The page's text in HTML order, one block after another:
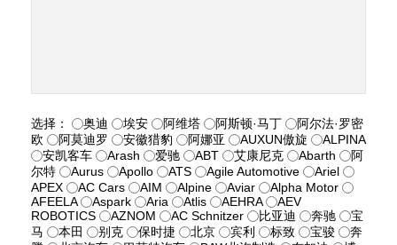
选择： 奥迪 埃安 阿维塔 阿斯顿·马丁
阿尔法·罗密
欧
阿莫迪罗 安徽猎豹 阿娜亚 AUXUN傲旋
ALPINA
安凯客车
Arash 爱驰 ABT 艾康尼克 Abarth
阿
尔特
Aurus Apollo ATS Agile Automotive
Ariel
APEX
AC Cars AIM Alpine Aviar
Alpha Motor
AFEELA
Aspark Aria Atlis AEHRA
AEV
ROBOTICS
AZNOM AC Schnitzer 比亚迪 奔驰
宝
马
本田 别克 保时捷 北京 宾利 标致 宝骏
奔